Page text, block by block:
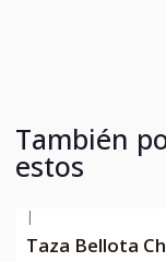
También
estos
Taza Bellota